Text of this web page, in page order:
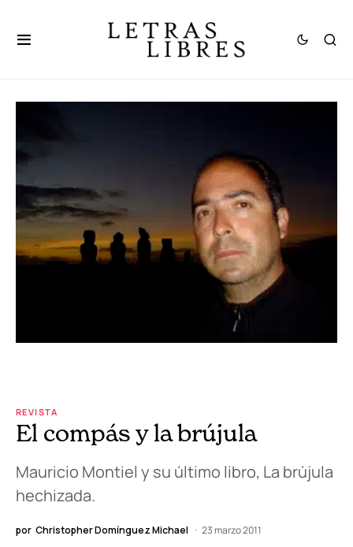
REVISTA
El compás y la brújula
Mauricio Montiel y su último libro, La brújula
hechizada.
por Christopher Domínguez Michael 23 marzo 2011